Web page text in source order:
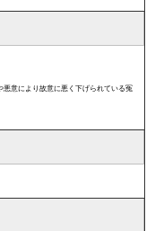
意により故意に悪く下げられている冤